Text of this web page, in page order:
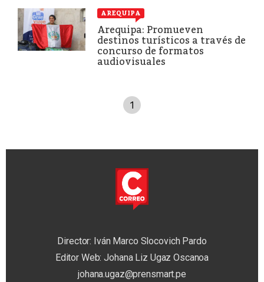
AREQUIPA
Arequipa: Promueven
destinos turísticos a través de
concurso de formatos
audiovisuales
1
Director: Iván Marco Slocovich Pardo
Editor Web: Johana Liz Ugaz Oscanoa
johana.ugaz@prensmart.pe